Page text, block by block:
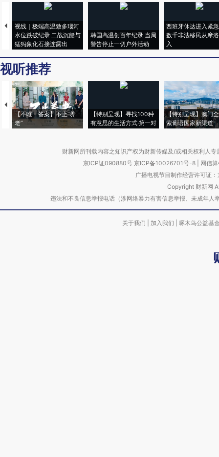
视线｜极端高温致多瑙河
水位跌破纪录 二战沉船与
猛犸象化石接连露出
韩国高温创百年纪录 当局
警告停止一切户外活动
西班牙休达进入紧
数千非法移民从摩
入
视听推荐
【不唯一答案】不止“养
老”
【特别呈现】寻找100种
有意思的生活方式·第一对
【特别呈现】澳门
索葡语国家新渠道
财新网所刊载内容之知识产权为财新传媒及/或相关权利人
京ICP证090880号 京ICP备10026701号-8
网信
广播电视节目制作经营许可证
Copyright 财新网
违法和不良信息举报电话（涉网络暴力有害信息举报、未成
关于我们 加入我们 啄木鸟公益基